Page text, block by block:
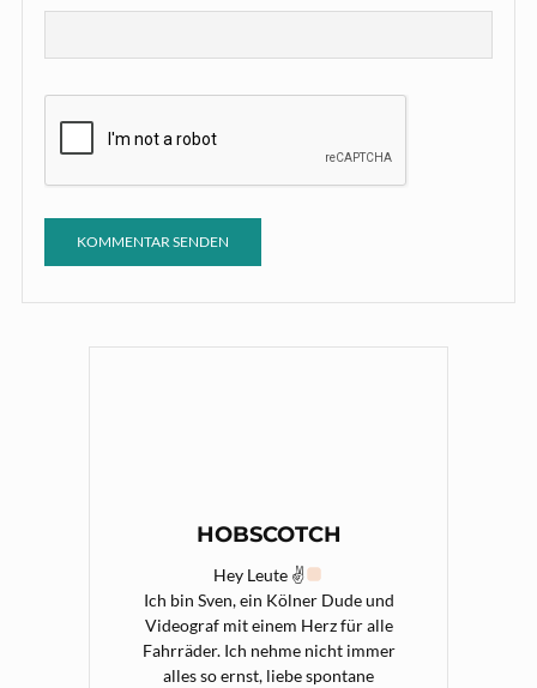
HOBSCOTCH
Hey Leute ✌
Ich bin Sven, ein Kölner Dude und
Videograf mit einem Herz für alle
Fahrräder. Ich nehme nicht immer
alles so ernst, liebe spontane